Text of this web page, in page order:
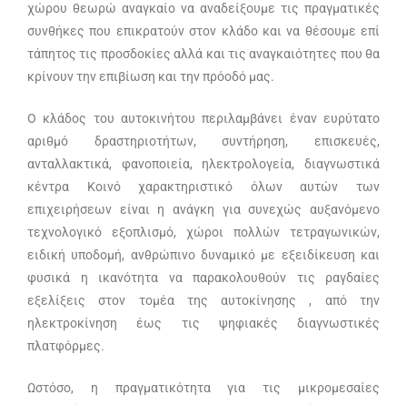
χώρου θεωρώ αναγκαίο να αναδείξουμε τις πραγματικές
συνθήκες που επικρατούν στον κλάδο και να θέσουμε επί
τάπητος τις προσδοκίες αλλά και τις αναγκαιότητες που θα
κρίνουν την επιβίωση και την πρόοδό μας.
Ο κλάδος του αυτοκινήτου περιλαμβάνει έναν ευρύτατο
αριθμό δραστηριοτήτων, συντήρηση, επισκευές,
ανταλλακτικά, φανοποιεία, ηλεκτρολογεία, διαγνωστικά
κέντρα Κοινό χαρακτηριστικό όλων αυτών των
επιχειρήσεων είναι η ανάγκη για συνεχώς αυξανόμενο
τεχνολογικό εξοπλισμό, χώροι πολλών τετραγωνικών,
ειδική υποδομή, ανθρώπινο δυναμικό με εξειδίκευση και
φυσικά η ικανότητα να παρακολουθούν τις ραγδαίες
εξελίξεις στον τομέα της αυτοκίνησης , από την
ηλεκτροκίνηση έως τις ψηφιακές διαγνωστικές
πλατφόρμες.
Ωστόσο, η πραγματικότητα για τις μικρομεσαίες